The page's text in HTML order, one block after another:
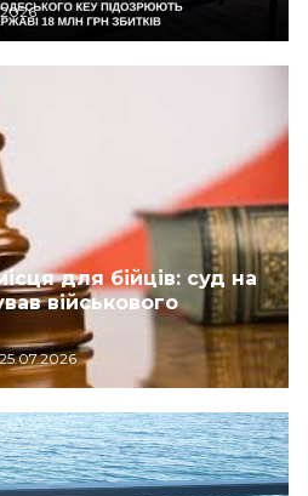
для бійців: суд на
військового
25.07.2026